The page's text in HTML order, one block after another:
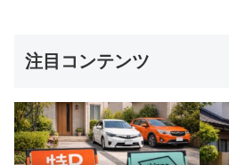
注目コンテンツ